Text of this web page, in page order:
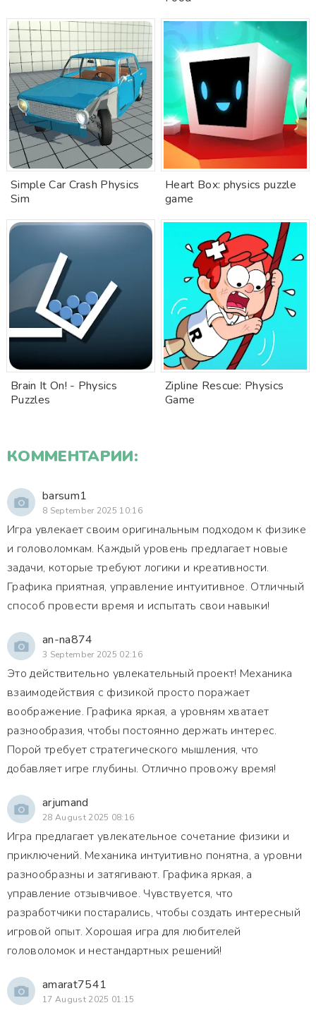
Simple Car Crash Physics
Sim
Heart Box: physics puzzle
game
Brain It On! - Physics
Puzzles
Zipline Rescue: Physics
Game
КОММЕНТАРИИ:
barsum1
8 September 2025 10:16
Игра увлекает своим оригинальным подходом к физике
и головоломкам. Каждый уровень предлагает новые
задачи, которые требуют логики и креативности.
Графика приятная, управление интуитивное. Отличный
способ провести время и испытать свои навыки!
an-na874
3 September 2025 02:16
Это действительно увлекательный проект! Механика
взаимодействия с физикой просто поражает
воображение. Графика яркая, а уровням хватает
разнообразия, чтобы постоянно держать интерес.
Порой требует стратегического мышления, что
добавляет игре глубины. Отлично провожу время!
arjumand
28 August 2025 08:16
Игра предлагает увлекательное сочетание физики и
приключений. Механика интуитивно понятна, а уровни
разнообразны и затягивают. Графика яркая, а
управление отзывчивое. Чувствуется, что
разработчики постарались, чтобы создать интересный
игровой опыт. Хорошая игра для любителей
головоломок и нестандартных решений!
amarat7541
17 August 2025 01:15